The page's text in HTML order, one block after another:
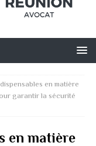
en matière
garantir la sécurité
en matière